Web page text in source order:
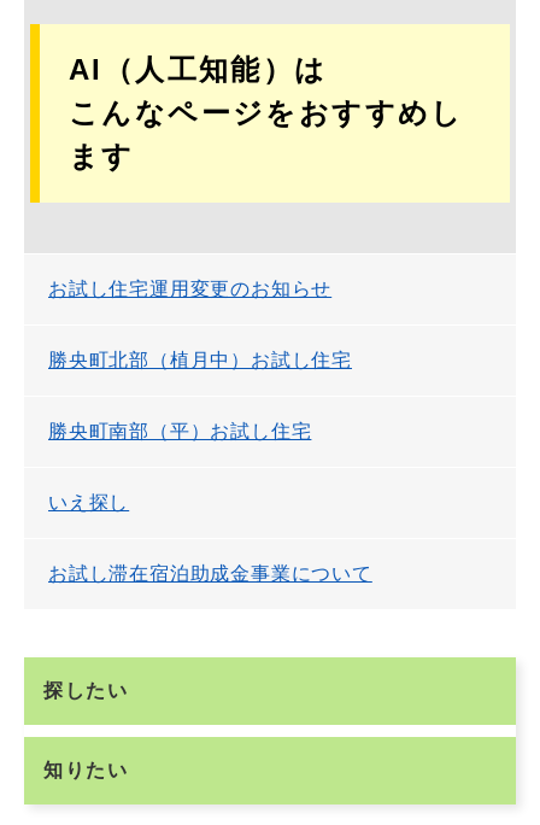
AI（人工知能）は
こんなページをおすすめし
ます
お試し住宅運用変更のお知らせ
勝央町北部（植月中）お試し住宅
勝央町南部（平）お試し住宅
いえ探し
お試し滞在宿泊助成金事業について
探したい
知りたい